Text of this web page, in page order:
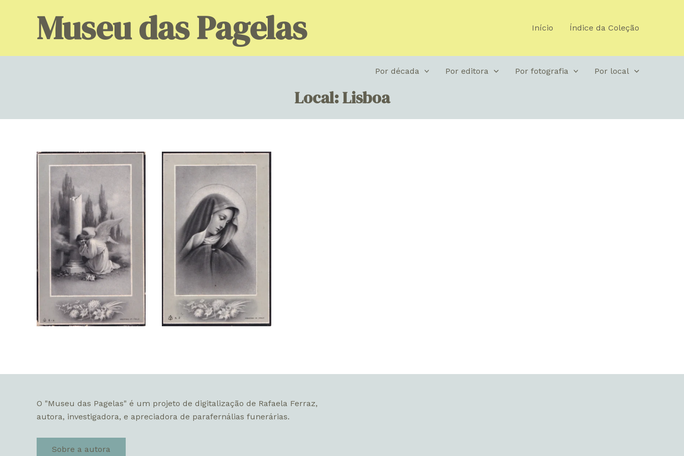
Museu das Pagelas Início Índice da Coleção
Por década Por editora Por fotografia Por local
Local: Lisboa
O "Museu das Pagelas" é um projeto de digitalização de Rafaela Ferraz,
autora, investigadora, e apreciadora de parafernálias funerárias.
Sobre a autora